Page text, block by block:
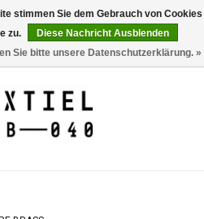
0 Artikel - €0,00
stimmen Sie dem Gebrauch von Cookies
zu.
Diese Nachricht Ausblenden
Sie bitte unsere Datenschutzerklärung. »